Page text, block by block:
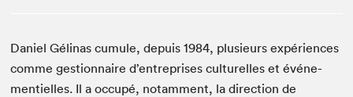
Daniel Géli­nas cumule, depuis1984, plusieurs expéri­ences
comme ges­tion­naire d’entreprises cul­turelles et événe­
men­tielles. Il a occupé, notam­ment, la direc­tion de